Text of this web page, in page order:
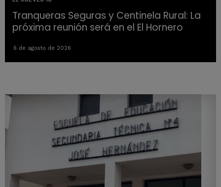
Tranqueras Seguras y Centinela Rural: La
próxima reunión será en el El Hornero
6 de agosto de 2026